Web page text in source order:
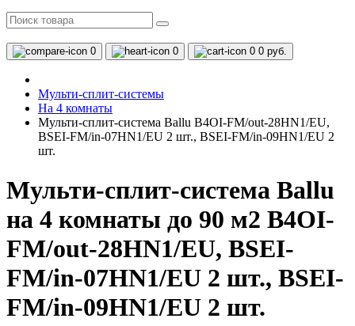
0 0 0 0 руб.
Мульти-сплит-системы
На 4 комнаты
Мульти-сплит-система Ballu B4OI-FM/out-28HN1/EU,
BSEI-FM/in-07HN1/EU 2 шт., BSEI-FM/in-09HN1/EU 2
шт.
Мульти-сплит-система Ballu
на 4 комнаты до 90 м2 B4OI-
FM/out-28HN1/EU, BSEI-
FM/in-07HN1/EU 2 шт., BSEI-
FM/in-09HN1/EU 2 шт.